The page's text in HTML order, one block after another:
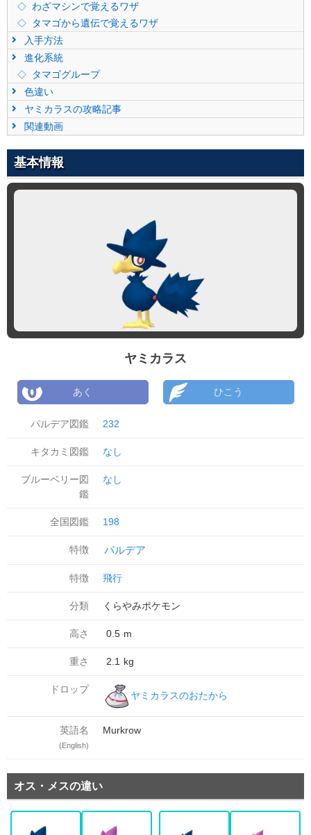
わざマシンで覚えるワザ
タマゴから遺伝で覚えるワザ
入手方法
進化系統
タマゴグループ
色違い
ヤミカラスの攻略記事
関連動画
基本情報
ヤミカラス
あく ひこう
パルデア図鑑 232
キタカミ図鑑 なし
ブルーベリー図
鑑
なし
全国図鑑 198
特徴 パルデア
特徴 飛行
分類 くらやみポケモン
高さ 0.5 m
重さ 2.1 kg
ドロップ
ヤミカラスのおたから
英語名
(English)
Murkrow
オス・メスの違い